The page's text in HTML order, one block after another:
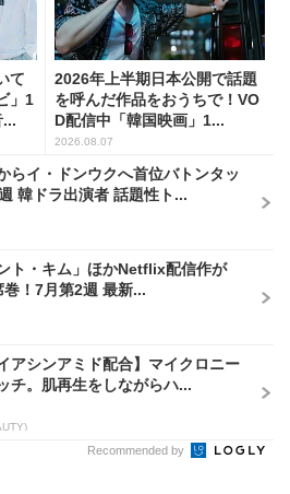
て
」1
2026年上半期日本公開で話題
を呼んだ作品をおうちで！VO
D配信中「韓国映画」1...
2026.08.07
らイ・ドンウクへ首位バトンタッ
韓ドラ出演者 話題性ト...
ト・キム」ほかNetflix配信作が
巻！7月第2週 最新...
アシンアミド配合】マイクロニー
チ。肌再生をしながらハ...
Recommended by